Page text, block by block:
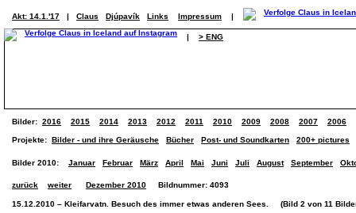
Akt: 14.1.'17 | Claus Djúpavík Links Impressum |
| > ENG
Bilder: 2016 2015 2014 2013 2012 2011 2010 2009 2008 2007 2006
Projekte: Bilder - und ihre Geräusche Bücher Post- und Soundkarten 200+ pictures
Bilder 2010: Januar Februar März April Mai Juni Juli August September
zurück weiter Dezember 2010 Bildnummer: 4093
15.12.2010 – Kleifarvatn. Besuch des immer etwas anderen Sees. (Bild 2 von 11